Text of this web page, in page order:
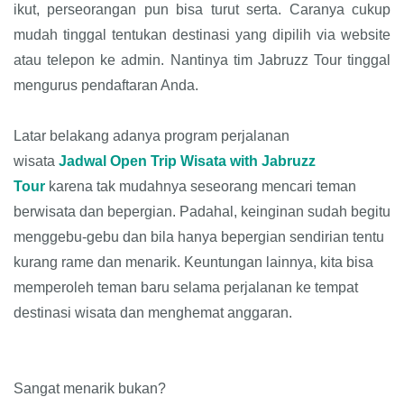
ikut, perseorangan pun bisa turut serta. Caranya cukup
mudah tinggal tentukan destinasi yang dipilih via website
atau telepon ke admin. Nantinya tim Jabruzz Tour tinggal
mengurus pendaftaran Anda.
Latar belakang adanya program perjalanan
wisata Jadwal Open Trip Wisata with Jabruzz
Tour karena tak mudahnya seseorang mencari teman
berwisata dan bepergian. Padahal, keinginan sudah begitu
menggebu-gebu dan bila hanya bepergian sendirian tentu
kurang rame dan menarik. Keuntungan lainnya, kita bisa
memperoleh teman baru selama perjalanan ke tempat
destinasi wisata dan menghemat anggaran.
Sangat menarik bukan?